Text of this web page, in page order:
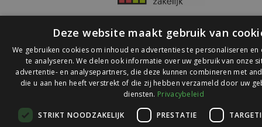
© 2026 Ledlichtdiscounter.nl
op
Deze website maakt gebruik van
We gebruiken cookies om inhoud en advertenties te personaliseren en
te analyseren. We delen ook informatie over uw gebruik van onze
advertentie- en analysepartners, die deze kunnen combineren met
die u aan hen heeft verstrekt of die zij hebben verzameld door uw
diensten. Privacybeleid
STRIKT NOODZAKELIJK PRESTATIE